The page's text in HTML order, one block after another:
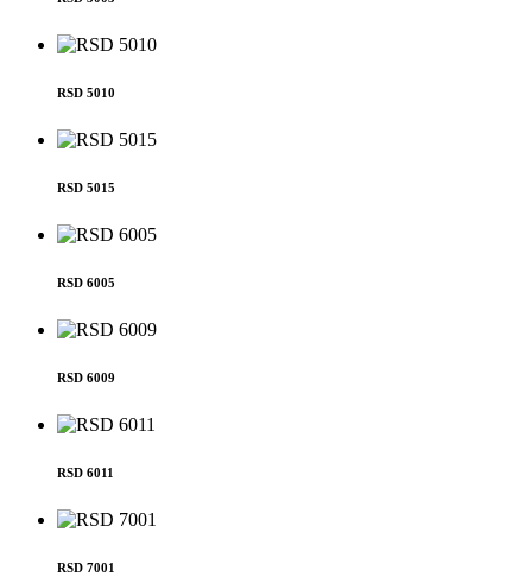
RSD 5010
RSD 5015
RSD 6005
RSD 6009
RSD 6011
RSD 7001